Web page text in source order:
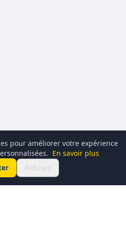
pour améliorer votre expérience
En savoir plus
Refuser